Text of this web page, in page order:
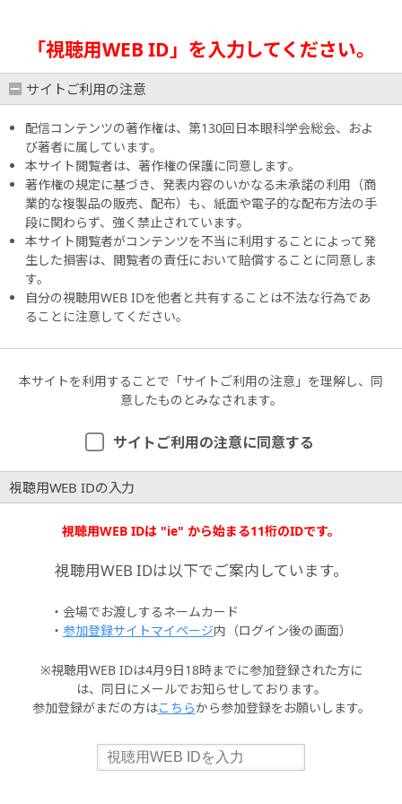
「視聴用WEB ID」を入力してください。
サイトご利用の注意
配信コンテンツの著作権は、第130回日本眼科学会総会、およ
び著者に属しています。
本サイト閲覧者は、著作権の保護に同意します。
著作権の規定に基づき、発表内容のいかなる未承諾の利用（商
業的な複製品の販売、配布）も、紙面や電子的な配布方法の手
段に関わらず、強く禁止されています。
本サイト閲覧者がコンテンツを不当に利用することによって発
生した損害は、閲覧者の責任において賠償することに同意しま
す。
自分の視聴用WEB IDを他者と共有することは不法な行為であ
ることに注意してください。
本サイトを利用することで「サイトご利用の注意」を理解し、同
意したものとみなされます。
サイトご利用の注意に同意する
視聴用WEB IDの入力
視聴用WEB IDは "ie" から始まる11桁のIDです。
視聴用WEB IDは以下でご案内しています。
・会場でお渡しするネームカード
・ 参加登録サイトマイページ内（ログイン後の画面）
※視聴用WEB IDは4月9日18時までに参加登録された方に
は、同日にメールでお知らせしております。
参加登録がまだの方はこちらから参加登録をお願いします。